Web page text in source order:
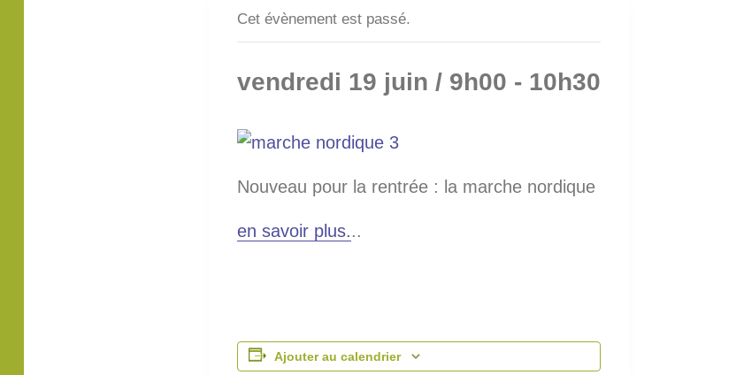
Cet évènement est passé.
vendredi 19 juin / 9h00 - 10h30
Nouveau pour la rentrée : la marche nordique
en savoir plus...
Ajouter au calendrier